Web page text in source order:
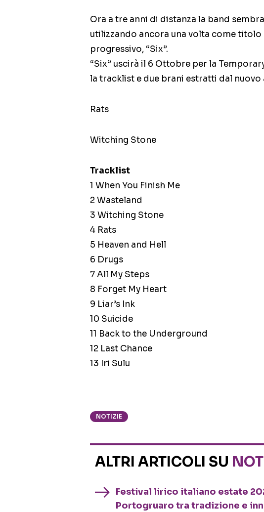
Ora a tre anni di distanza la band
utilizzando ancora una volta come titolo
progressivo, “Six”.
“Six” uscirà il 6 Ottobre per la
la tracklist e due brani estratti dal nuovo
Rats
Witching Stone
Tracklist
1 When You Finish Me
2 Wasteland
3 Witching Stone
4 Rats
5 Heaven and Hell
6 Drugs
7 All My Steps
8 Forget My Heart
9 Liar’s Ink
10 Suicide
11 Back to the Underground
12 Last Chance
13 Iri Sulu
NOTIZIE
ALTRI ARTICOLI SU
Festival lirico italiano estate
Portogruaro tra tradizione e